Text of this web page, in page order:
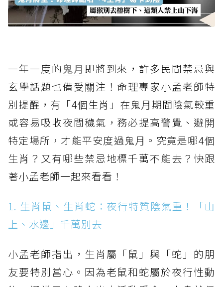
一年一度的鬼月 即將到來，許多民間禁忌與
玄學話題也備受關注！命理專家小孟老師特
別提醒，有「4個生肖」在鬼月期間陰氣較重
或容易吸收夜間穢氣，務必提高警覺、避開
特定場所，才能平安度過鬼月。究竟是哪4個
生肖？又有哪些禁忌地標千萬不能去？快跟
著小孟老師一起來看看！
1. 生肖鼠、生肖蛇：夜行特質陰氣重！「山
上、水邊」千萬別去
小孟老師指出，生肖屬「鼠」與「蛇」的朋
友要特別當心。因為老鼠和蛇屬於夜行性動